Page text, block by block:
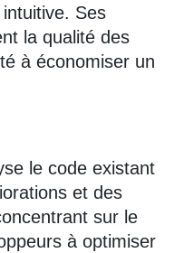
Ses
la qualité des
à économiser un
le code existant
et des
sur le
à optimiser